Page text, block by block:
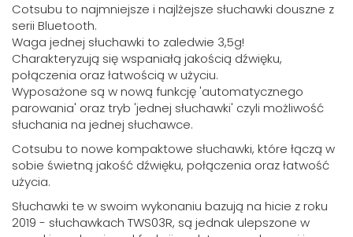
Cotsubu to najmniejsze i najlżejsze słuchawki douszne z
serii Bluetooth.
Waga jednej słuchawki to zaledwie 3,5g!
Charakteryzują się wspaniałą jakością dźwięku,
połączenia oraz łatwością w użyciu.
Wyposażone są w nową funkcję 'automatycznego
parowania' oraz tryb 'jednej słuchawki' czyli możliwość
słuchania na jednej słuchawce.
Cotsubu to nowe kompaktowe słuchawki, które łączą w
sobie świetną jakość dźwięku, połączenia oraz łatwość
użycia.
Słuchawki te w swoim wykonaniu bazują na hicie z roku
2019 - słuchawkach TWS03R, są jednak ulepszone w